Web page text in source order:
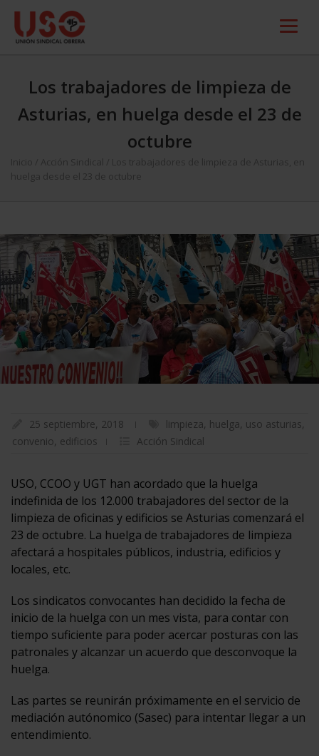
Los trabajadores de limpieza de
Asturias, en huelga desde el 23 de
octubre
Inicio Acción Sindical
Los trabajadores de limpieza de Asturias, en
huelga desde el 23 de octubre
25 septiembre, 2018 limpieza, huelga, uso asturias,
convenio, edificios Acción Sindical
USO, CCOO y UGT han acordado que la huelga
indefinida de los 12.000 trabajadores del sector de la
limpieza de oficinas y edificios se Asturias comenzará el
23 de octubre. La huelga de trabajadores de limpieza
afectará a hospitales públicos, industria, edificios y
locales, etc.
Los sindicatos convocantes han decidido la fecha de
inicio de la huelga con un mes vista, para contar con
tiempo suficiente para poder acercar posturas con las
patronales y alcanzar un acuerdo que desconvoque la
huelga.
Las partes se reunirán próximamente en el servicio de
mediación autónomico (Sasec) para intentar llegar a un
entendimiento.